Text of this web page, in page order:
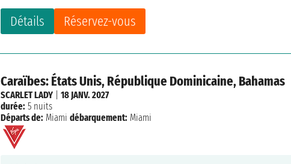
Détails Réservez-vous
Caraïbes: États Unis, République Dominicaine, Bahamas
SCARLET LADY |18 JANV. 2027
durée: 5 nuits
Départs de: Miami débarquement: Miami